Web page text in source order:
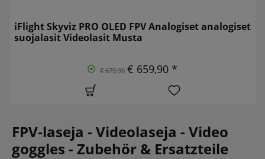
iFlight Skyviz PRO OLED FPV Analogiset analogiset
suojalasit Videolasit Musta
€ 679,90 € 659,90 *
FPV-laseja - Videolaseja - Video
goggles - Zubehör & Ersatzteile